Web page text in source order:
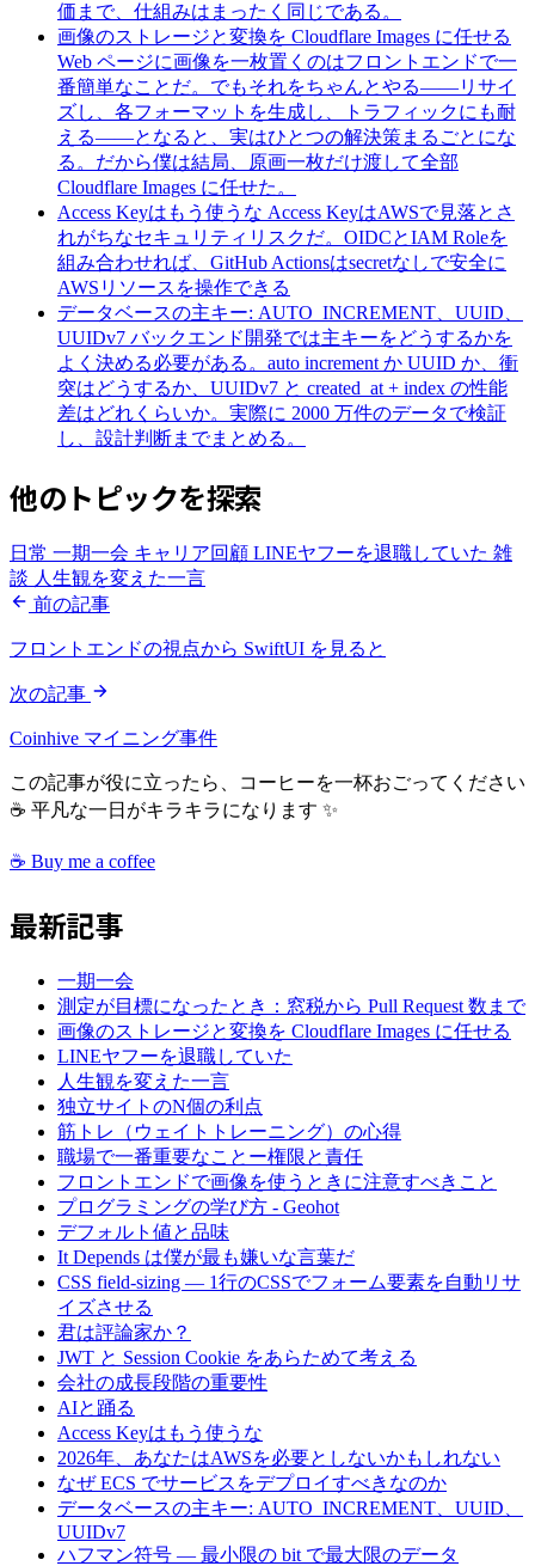
価まで、仕組みはまったく同じである。
画像のストレージと変換を Cloudflare Images に任せる
Web ページに画像を一枚置くのはフロントエンドで一
番簡単なことだ。でもそれをちゃんとやる——リサイ
ズし、各フォーマットを生成し、トラフィックにも耐
える——となると、実はひとつの解決策まるごとにな
る。だから僕は結局、原画一枚だけ渡して全部
Cloudflare Images に任せた。
Access Keyはもう使うな Access KeyはAWSで見落とさ
れがちなセキュリティリスクだ。OIDCとIAM Roleを
組み合わせれば、GitHub Actionsはsecretなしで安全に
AWSリソースを操作できる
データベースの主キー: AUTO_INCREMENT、UUID、
UUIDv7 バックエンド開発では主キーをどうするかを
よく決める必要がある。auto increment か UUID か、衝
突はどうするか、UUIDv7 と created_at + index の性能
差はどれくらいか。実際に 2000 万件のデータで検証
し、設計判断までまとめる。
他のトピックを探索
日常 一期一会 キャリア回顧 LINEヤフーを退職していた 雑
談 人生観を変えた一言
前の記事
フロントエンドの視点から SwiftUI を見ると
次の記事
Coinhive マイニング事件
この記事が役に立ったら、コーヒーを一杯おごってください
☕ 平凡な一日がキラキラになります ✨
☕ Buy me a coffee
最新記事
一期一会
測定が目標になったとき：窓税から Pull Request 数まで
画像のストレージと変換を Cloudflare Images に任せる
LINEヤフーを退職していた
人生観を変えた一言
独立サイトのN個の利点
筋トレ（ウェイトトレーニング）の心得
職場で一番重要なことー権限と責任
フロントエンドで画像を使うときに注意すべきこと
プログラミングの学び方 - Geohot
デフォルト値と品味
It Depends は僕が最も嫌いな言葉だ
CSS field-sizing — 1行のCSSでフォーム要素を自動リサ
イズさせる
君は評論家か？
JWT と Session Cookie をあらためて考える
会社の成長段階の重要性
AIと踊る
Access Keyはもう使うな
2026年、あなたはAWSを必要としないかもしれない
なぜ ECS でサービスをデプロイすべきなのか
データベースの主キー: AUTO_INCREMENT、UUID、
UUIDv7
ハフマン符号 — 最小限の bit で最大限のデータ